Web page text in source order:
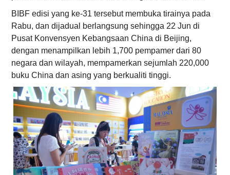
BIBF edisi yang ke-31 tersebut membuka tirainya pada
Rabu, dan dijadual berlangsung sehingga 22 Jun di
Pusat Konvensyen Kebangsaan China di Beijing,
dengan menampilkan lebih 1,700 pempamer dari 80
negara dan wilayah, mempamerkan sejumlah 220,000
buku China dan asing yang berkualiti tinggi.